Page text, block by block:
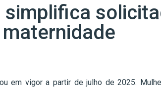
simplifica
maternidade
em vigor a partir de julho de 2025.